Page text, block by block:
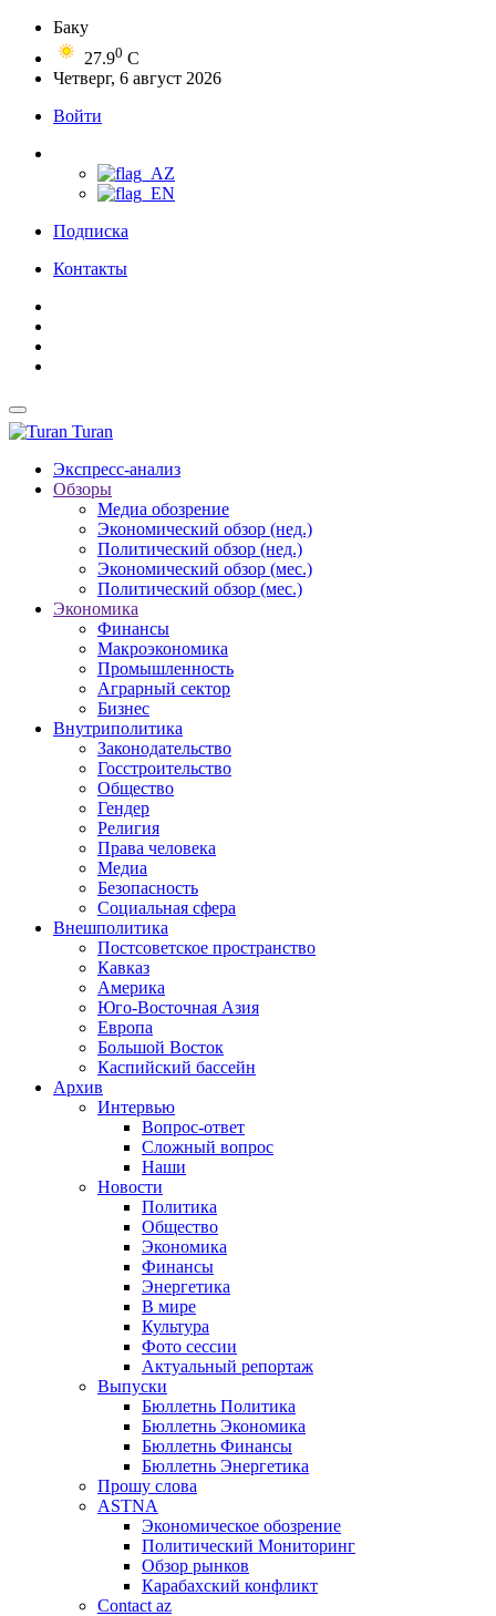
Баку
27.90 C
Четверг, 6 август 2026
Войти
Подписка
Контакты
Turan
Экспресс-анализ
Обзоры
Медиа обозрение
Экономический обзор (нед.)
Политический обзор (нед.)
Экономический обзор (мес.)
Политический обзор (мес.)
Экономика
Финансы
Макроэкономика
Промышленность
Аграрный сектор
Бизнес
Внутриполитика
Законодательство
Госстроительство
Общество
Гендер
Религия
Права человека
Медиа
Безопасность
Социальная сфера
Внешполитика
Постсоветское пространство
Кавказ
Америка
Юго-Восточная Азия
Европа
Большой Восток
Каспийский бассейн
Архив
Интервью
Вопрос-ответ
Сложный вопрос
Наши
Новости
Политика
Общество
Экономика
Финансы
Энергетика
В мире
Культура
Фото сессии
Актуальный репортаж
Выпуски
Бюллетнь Политика
Бюллетнь Экономика
Бюллетнь Финансы
Бюллетнь Энергетика
Прошу слова
ASTNA
Экономическое обозрение
Политический Мониторинг
Обзор рынков
Карабахский конфликт
Contact az